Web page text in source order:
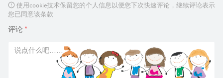
使用cookie技术保留您的个人信息以便您下次快速评论，继续评论表示
您已同意该条款
评论 *